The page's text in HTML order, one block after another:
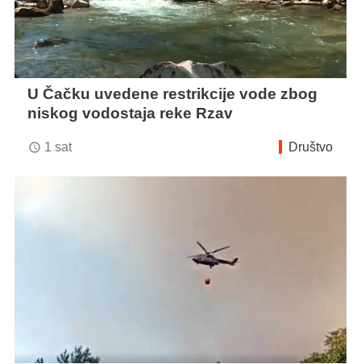
U Čačku uvedene restrikcije vode zbog
niskog vodostaja reke Rzav
access_time 1 sat Društvo